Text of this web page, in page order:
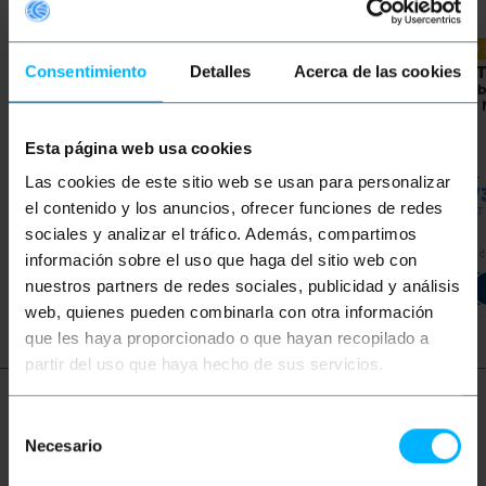
Consentimiento Detalles Acerca de las cookies
Esta página web usa cookies
Las cookies de este sitio web se usan para personalizar
el contenido y los anuncios, ofrecer funciones de redes
sociales y analizar el tráfico. Además, compartimos
información sobre el uso que haga del sitio web con
nuestros partners de redes sociales, publicidad y análisis
web, quienes pueden combinarla con otra información
que les haya proporcionado o que hayan recopilado a
partir del uso que haya hecho de sus servicios.
Necesario
BEMATIKRF coaxiale
vrouwelijk naar N
PVP
€ 2,34
PVD
€1,83
Onmiddellijke levering
WG026
Aantal
BEMATIKAdapter N
PVP
€3,95 €3,38
Onmiddellijke levering
WH083
Aantal
OUTLET
cm
Male /
€3,90
€
€